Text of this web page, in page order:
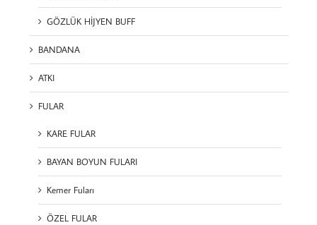
GÖZLÜK HİJYEN BUFF
BANDANA
ATKI
FULAR
KARE FULAR
BAYAN BOYUN FULARI
Kemer Fuları
ÖZEL FULAR